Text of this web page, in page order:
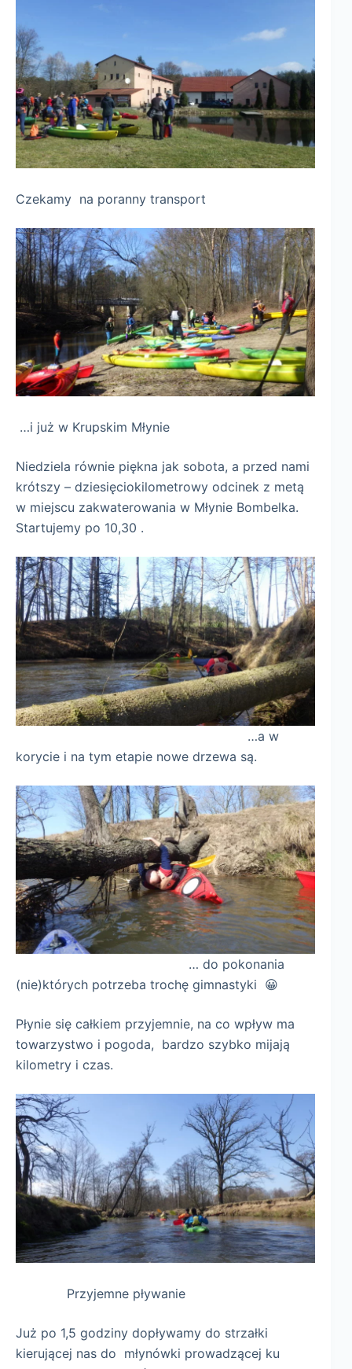
Czekamy na poranny transport
…i już w Krupskim Młynie
Niedziela równie piękna jak sobota, a przed nami
krótszy – dziesięciokilometrowy odcinek z metą
w miejscu zakwaterowania w Młynie Bombelka.
Startujemy po 10,30 .
…a w
korycie i na tym etapie nowe drzewa są.
… do pokonania
(nie)których potrzeba trochę gimnastyki 😀
Płynie się całkiem przyjemnie, na co wpływ ma
towarzystwo i pogoda, bardzo szybko mijają
kilometry i czas.
Przyjemne pływanie
Już po 1,5 godziny dopływamy do strzałki
kierującej nas do młynówki prowadzącej ku